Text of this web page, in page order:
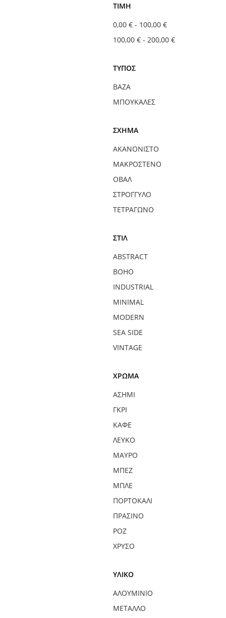
ΤΙΜΉ
0,00 € - 100,00 €
100,00 € - 200,00 €
ΤΎΠΟΣ
ΒΆΖΑ
ΜΠΟΥΚΆΛΕΣ
ΣΧΉΜΑ
ΑΚΑΝΌΝΙΣΤΟ
ΜΑΚΡΌΣΤΕΝΟ
ΟΒΆΛ
ΣΤΡΟΓΓΥΛΌ
ΤΕΤΡΆΓΩΝΟ
ΣΤΊΛ
ABSTRACT
BOHO
INDUSTRIAL
MINIMAL
MODERN
SEA SIDE
VINTAGE
ΧΡΏΜΑ
ΑΣΗΜΊ
ΓΚΡΙ
ΚΑΦΈ
ΛΕΥΚΌ
ΜΑΎΡΟ
ΜΠΕΖ
ΜΠΛΕ
ΠΟΡΤΟΚΑΛΊ
ΠΡΆΣΙΝΟ
ΡΟΖ
ΧΡΥΣΌ
ΥΛΙΚΌ
ΑΛΟΥΜΊΝΙΟ
ΜΈΤΑΛΛΟ